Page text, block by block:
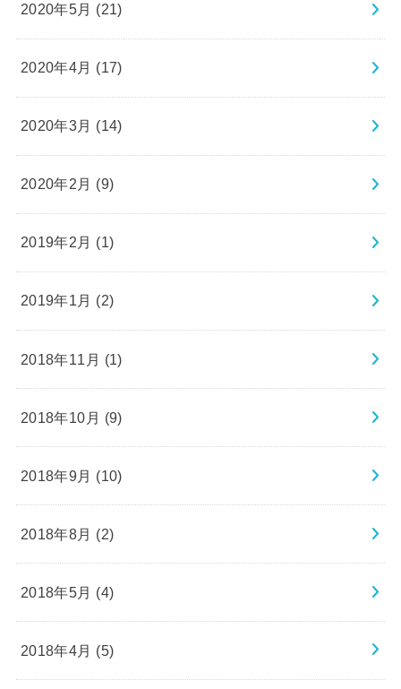
2020年5月 (21)
2020年4月 (17)
2020年3月 (14)
2020年2月 (9)
2019年2月 (1)
2019年1月 (2)
2018年11月 (1)
2018年10月 (9)
2018年9月 (10)
2018年8月 (2)
2018年5月 (4)
2018年4月 (5)